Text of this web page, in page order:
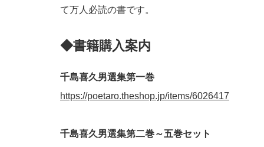
て万人必読の書です。
◆書籍購入案内
千島喜久男選集第一巻
https://poetaro.theshop.jp/items/6026417
千島喜久男選集第二巻～五巻セット